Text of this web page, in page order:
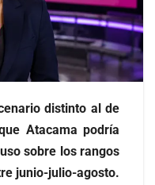
distinto al de
Atacama podría
sobre los rangos
junio-julio-agosto.